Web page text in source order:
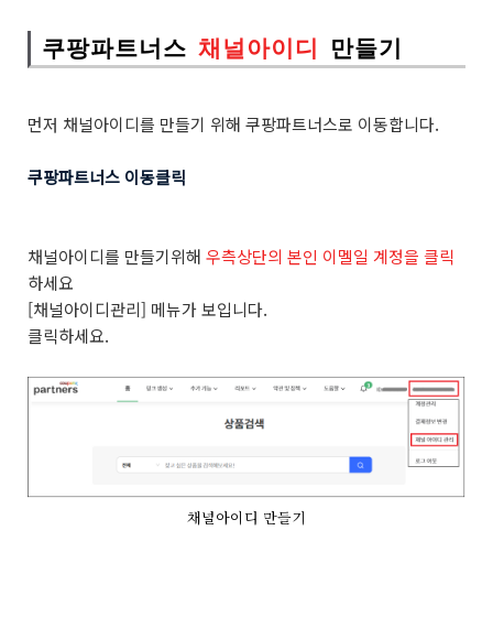
쿠팡파트너스 채널아이디 만들기
먼저 채널아이디를 만들기 위해 쿠팡파트너스로 이동합니다.
쿠팡파트너스 이동클릭
채널아이디를 만들기위해 우측상단의 본인 이멜일 계정을 클릭
하세요
[채널아이디관리] 메뉴가 보입니다.
클릭하세요.
채널아이디 만들기